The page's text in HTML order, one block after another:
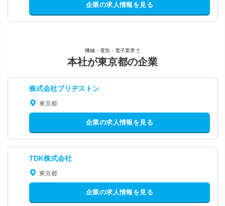
企業の求人情報を見る
機械・電気・電子業界で
本社が東京都の企業
株式会社ブリヂストン
東京都
企業の求人情報を見る
TDK株式会社
東京都
企業の求人情報を見る